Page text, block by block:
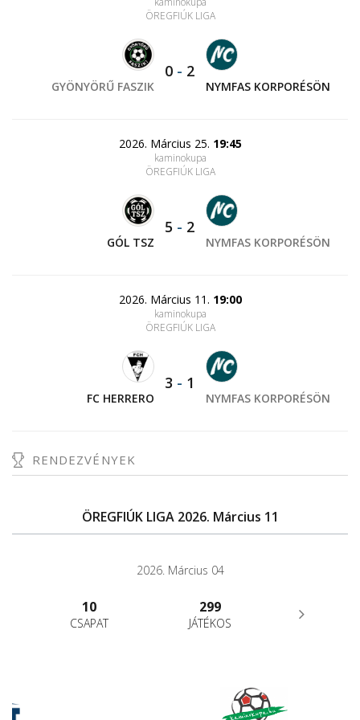
ÖREGFIÚK LIGA
GYÖNYÖRŰ FASZIK
0 - 2
NYMFAS KORPORÉSÖN
2026. Március 25. 19:45
kaminokupa
ÖREGFIÚK LIGA
GÓL TSZ
5 - 2
NYMFAS KORPORÉSÖN
2026. Március 11. 19:00
kaminokupa
ÖREGFIÚK LIGA
FC HERRERO
3 - 1
NYMFAS KORPORÉSÖN
RENDEZVÉNYEK
ÖREGFIÚK LIGA 2026. Március 11
2026. Március 04
10
CSAPAT
299
JÁTÉKOS